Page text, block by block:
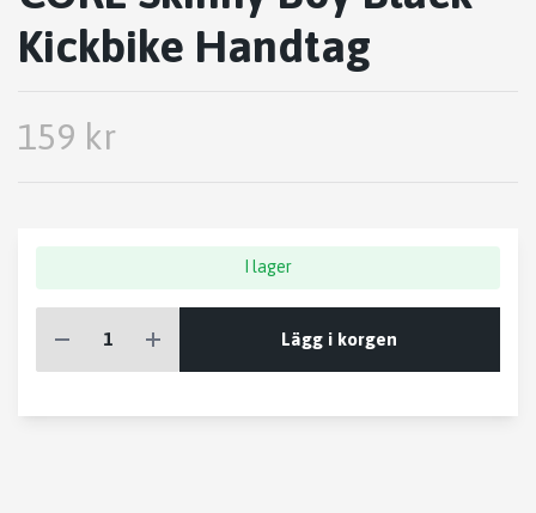
Kickbike Handtag
159 kr
I lager
Lägg i korgen